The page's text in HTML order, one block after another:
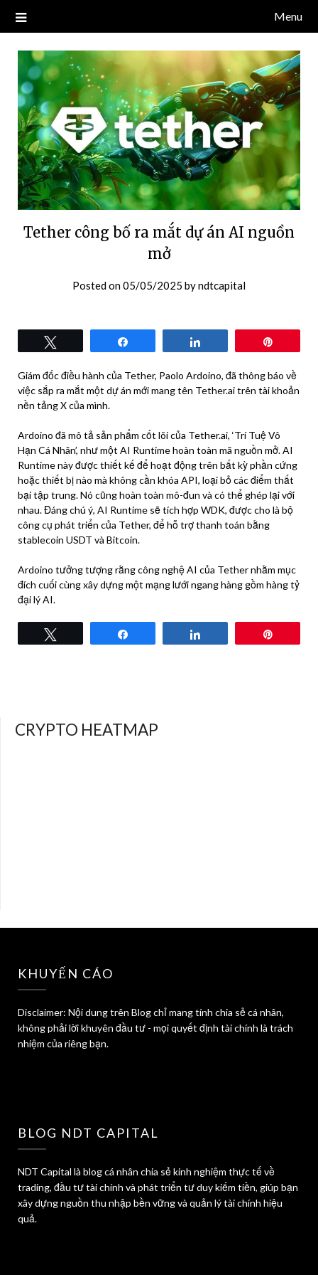
NDT CAPITAL | BLOG TIỀN
ĐIỆN TỬ CRYPTO
Blog về thị trường crypto, tiền điện tử, tiền mã hoá, công nghệ
blockchain.
Menu
Tether công bố ra mắt dự án AI nguồn
mở
Posted on05/05/2025 byndtcapital
Giám đốc điều hành của Tether, Paolo Ardoino, đã thông báo về
việc sắp ra mắt một dự án mới mang tên Tether.ai trên tài khoản
nền tảng X của mình.
Ardoino đã mô tả sản phẩm cốt lõi của Tether.ai, ‘Trí Tuệ Vô
Hạn Cá Nhân’, như một AI Runtime hoàn toàn mã nguồn mở. AI
Runtime này được thiết kế để hoạt động trên bất kỳ phần cứng
hoặc thiết bị nào mà không cần khóa API, loại bỏ các điểm thất
bại tập trung. Nó cũng hoàn toàn mô-đun và có thể ghép lại với
nhau. Đáng chú ý, AI Runtime sẽ tích hợp WDK, được cho là bộ
công cụ phát triển của Tether, để hỗ trợ thanh toán bằng
stablecoin USDT và Bitcoin.
Ardoino tưởng tượng rằng công nghệ AI của Tether nhằm mục
đích cuối cùng xây dựng một mạng lưới ngang hàng gồm hàng tỷ
đại lý AI.
CRYPTO HEATMAP
KHUYẾN CÁO
Disclaimer: Nội dung trên Blog chỉ mang tính chia sẻ cá nhân,
không phải lời khuyên đầu tư - mọi quyết định tài chính là trách
nhiệm của riêng bạn.
BLOG NDT CAPITAL
NDT Capital là blog cá nhân chia sẻ kinh nghiệm thực tế về
trading, đầu tư tài chính và phát triển tư duy kiếm tiền, giúp bạn
xây dựng nguồn thu nhập bền vững và quản lý tài chính hiệu
quả.